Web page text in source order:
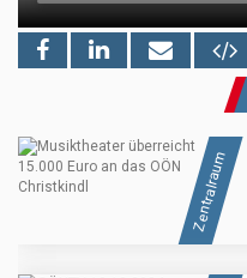
Zentralraum